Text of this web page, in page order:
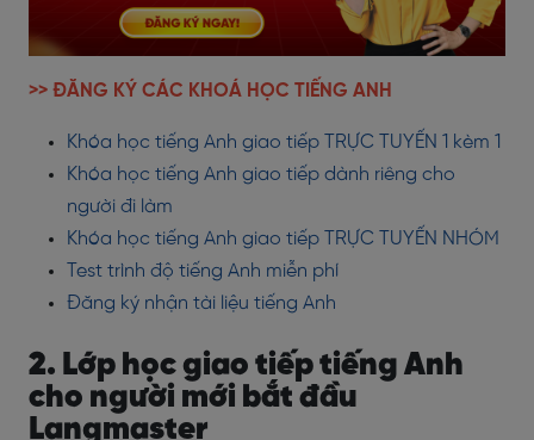
>> ĐĂNG KÝ CÁC KHOÁ HỌC TIẾNG ANH
Khóa học tiếng Anh giao tiếp TRỰC TUYẾN 1 kèm 1
Khóa học tiếng Anh giao tiếp dành riêng cho
người đi làm
Khóa học tiếng Anh giao tiếp TRỰC TUYẾN NHÓM
Test trình độ tiếng Anh miễn phí
Đăng ký nhận tài liệu tiếng Anh
2. Lớp học giao tiếp tiếng Anh
cho người mới bắt đầu
Langmaster